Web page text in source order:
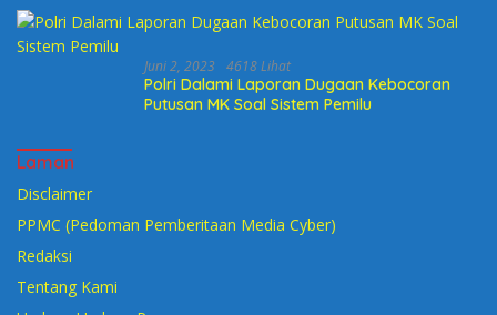
Juni 2, 2023 4618 Lihat
Polri Dalami Laporan Dugaan Kebocoran
Putusan MK Soal Sistem Pemilu
Laman
Disclaimer
PPMC (Pedoman Pemberitaan Media Cyber)
Redaksi
Tentang Kami